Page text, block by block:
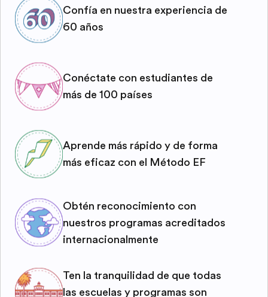
Confía en nuestra experiencia de
60 años
Conéctate con estudiantes de
más de 100 países
Aprende más rápido y de forma
más eficaz con el Método EF
Obtén reconocimiento con
nuestros programas acreditados
internacionalmente
Ten la tranquilidad de que todas
las escuelas y programas son